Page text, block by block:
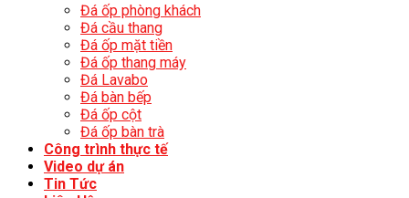
Đá ốp phòng khách
Đá cầu thang
Đá ốp mặt tiền
Đá ốp thang máy
Đá Lavabo
Đá bàn bếp
Đá ốp cột
Đá ốp bàn trà
Công trình thực tế
Video dự án
Tin Tức